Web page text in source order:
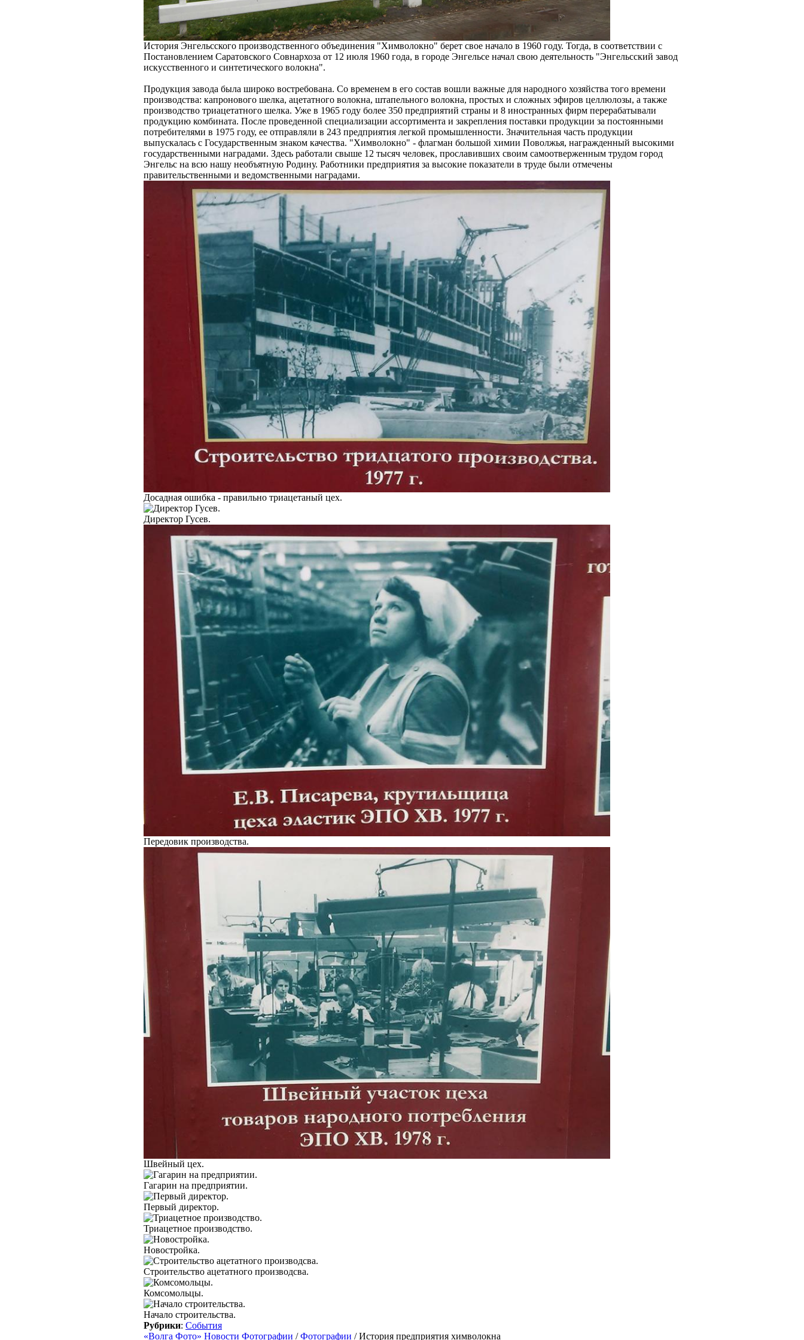
История Энгельсского производственного объединения "Химволокно" берет свое начало в 1960 году. Тогда, в соответствии с
Постановлением Саратовского Совнархоза от 12 июля 1960 года, в городе Энгельсе начал свою деятельность "Энгельсский завод
искусственного и синтетического волокна".
Продукция завода была широко востребована. Со временем в его состав вошли важные для народного хозяйства того времени
производства: капронового шелка, ацетатного волокна, штапельного волокна, простых и сложных эфиров целлюлозы, а также
производство триацетатного шелка. Уже в 1965 году более 350 предприятий страны и 8 иностранных фирм перерабатывали
продукцию комбината. После проведенной специализации ассортимента и закрепления поставки продукции за постоянными
потребителями в 1975 году, ее отправляли в 243 предприятия легкой промышленности. Значительная часть продукции
выпускалась с Государственным знаком качества. "Химволокно" - флагман большой химии Поволжья, награжденный высокими
государственными наградами. Здесь работали свыше 12 тысяч человек, прославивших своим самоотверженным трудом город
Энгельс на всю нашу необъятную Родину. Работники предприятия за высокие показатели в труде были отмечены
правительственными и ведомственными наградами.
Досадная ошибка - правильно триацетаный цех.
Директор Гусев.
Передовик производства.
Швейный цех.
Гагарин на предприятии.
Первый директор.
Триацетное производство.
Новостройка.
Строительство ацетатного производсва.
Комсомольцы.
Начало строительства.
Рубрики: События
«Волга Фото» Новости Фотографии /Фотографии / История предприятия химволокна